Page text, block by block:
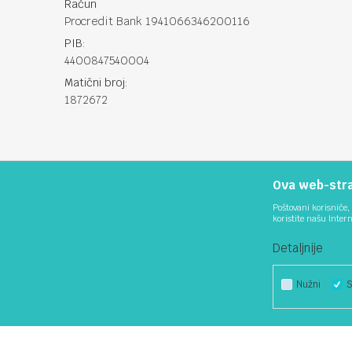
Račun
Procredit Bank 1941066346200116
PIB:
4400847540004
Matični broj:
1872672
Nastojimo da budemo što precizniji u opisu proizvoda,
podrazumijeva da su
Ova web-
Poštovani
koristite našu
Detaljnije
Nužni
Nužni